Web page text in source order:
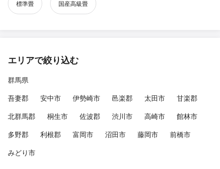
標準畳 国産高級畳
エリアで絞り込む
群馬県
吾妻郡
安中市 伊勢崎市 邑楽郡 太田市
甘楽郡
北群馬郡
桐生市 佐波郡 渋川市 高崎市
館林市
多野郡
利根郡 富岡市 沼田市 藤岡市
前橋市
みどり市